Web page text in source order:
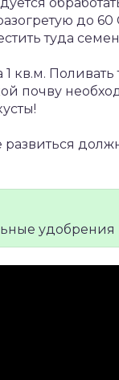
до
туда
кв.м.
почву
удобрения